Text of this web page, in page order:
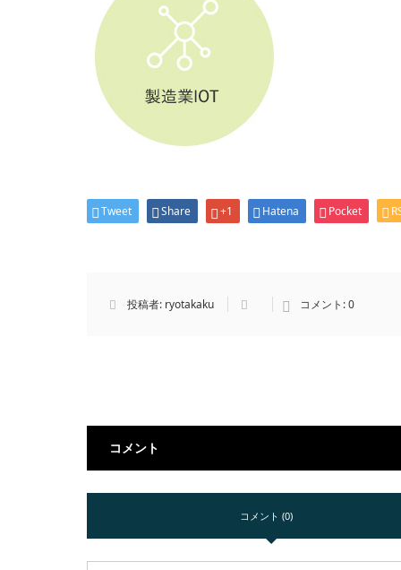
Tweet Share +1 Hatena Pocket
投稿者: ryotakaku コメント:0
コメント
コメント (0)